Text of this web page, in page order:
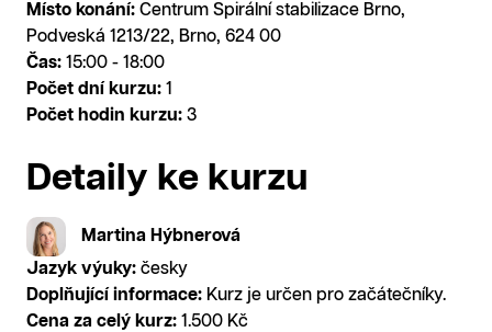
Místo konání: Centrum Spirální stabilizace Brno,
Podveská 1213/22, Brno, 624 00
Čas: 15:00 - 18:00
Počet dní kurzu: 1
Počet hodin kurzu: 3
Detaily ke kurzu
Martina Hýbnerová
Jazyk výuky: česky
Doplňující informace: Kurz je určen pro začátečníky.
Cena za celý kurz: 1.500 Kč